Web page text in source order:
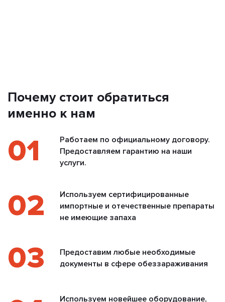
Почему стоит обратиться
именно к нам
01
Работаем по официальному договору.
Предоставляем гарантию на наши
услуги.
02
Используем сертифицированные
импортные и отечественные препараты
не имеющие запаха
03
Предоставим любые необходимые
документы в сфере обеззараживания
Используем новейшее оборудование,